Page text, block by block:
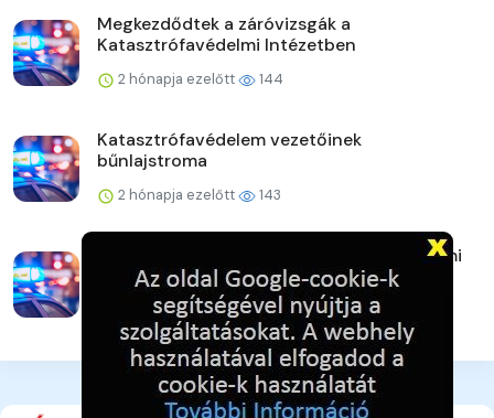
Megkezdődtek a záróvizsgák a
Katasztrófavédelmi Intézetben
2 hónapja ezelőtt 144
Katasztrófavédelem vezetőinek
bűnlajstroma
2 hónapja ezelőtt 143
Felmentették az országos katasztróvédelmi
főigazgatót
2 hónapja ezelőtt 155